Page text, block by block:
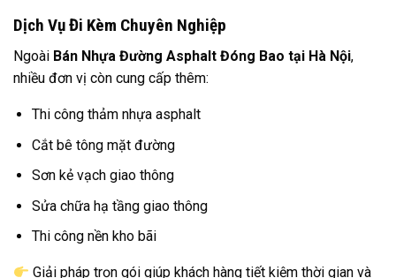
Dịch Vụ Đi Kèm Chuyên Nghiệp
Ngoài Bán Nhựa Đường Asphalt Đóng Bao tại Hà Nội,
nhiều đơn vị còn cung cấp thêm:
Thi công thảm nhựa asphalt
Cắt bê tông mặt đường
Sơn kẻ vạch giao thông
Sửa chữa hạ tầng giao thông
Thi công nền kho bãi
Giải pháp trọn gói giúp khách hàng tiết kiệm thời gian và